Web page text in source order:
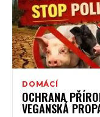
DOMÁCÍ
OCHRANA
VEGANSKÁ